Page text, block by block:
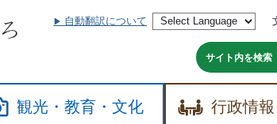
自動翻訳について
サイト内を検索
観光・教育・文化 行政情報